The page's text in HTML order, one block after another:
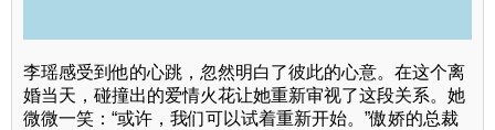
李瑶感受到他的心跳，忽然明白了彼此的心意。在这个离
婚当天，碰撞出的爱情火花让她重新审视了这段关系。她
微微一笑：“或许，我们可以试着重新开始。”傲娇的总裁